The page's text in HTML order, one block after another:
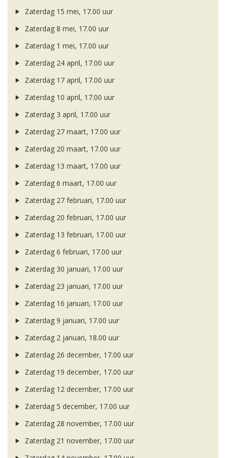
Zaterdag 15 mei, 17.00 uur
Zaterdag 8 mei, 17.00 uur
Zaterdag 1 mei, 17.00 uur
Zaterdag 24 april, 17.00 uur
Zaterdag 17 april, 17.00 uur
Zaterdag 10 april, 17.00 uur
Zaterdag 3 april, 17.00 uur
Zaterdag 27 maart, 17.00 uur
Zaterdag 20 maart, 17.00 uur
Zaterdag 13 maart, 17.00 uur
Zaterdag 6 maart, 17.00 uur
Zaterdag 27 februari, 17.00 uur
Zaterdag 20 februari, 17.00 uur
Zaterdag 13 februari, 17.00 uur
Zaterdag 6 februari, 17.00 uur
Zaterdag 30 januari, 17.00 uur
Zaterdag 23 januari, 17.00 uur
Zaterdag 16 januari, 17.00 uur
Zaterdag 9 januari, 17.00 uur
Zaterdag 2 januari, 18.00 uur
Zaterdag 26 december, 17.00 uur
Zaterdag 19 december, 17.00 uur
Zaterdag 12 december, 17.00 uur
Zaterdag 5 december, 17.00 uur
Zaterdag 28 november, 17.00 uur
Zaterdag 21 november, 17.00 uur